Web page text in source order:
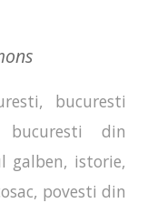
, bucuresti
bucuresti din
galben, istorie,
, povesti din